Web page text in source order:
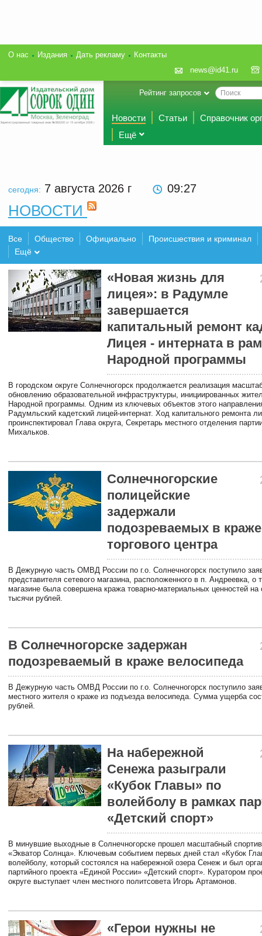
О нас Издания Дать рекламу
Контакты
news@id41.ru
Рейтинг запросов
Новости Статьи
Справочник
Ещё
сегодня: 7 августа 2026 г 09 27
НОВОСТИ
Все Общество Официально
Происшествия и криминал
Ещё
«Новая жизнь для
лицея»: в Радумле
завершается
капитальный ремонт
Лицея - интерната в
Народной программы
В городском округе Солнечногорск продолжается реализация
обновлению образовательной инфраструктуры, инициированных
Народной программы. Одним из ключевых объектов этого
Радумльский кадетский лицей-интернат. Ход капитального ремонта
проинспектировал Глава округа, Секретарь местного отделения
Михальков.
Солнечногорские
полицейские
задержали
подозреваемых в
торгового центра
В Дежурную часть ОМВД России по г.о. Солнечногорск поступило
представителя сетевого магазина, расположенного в п. Андреевка, о
магазине была совершена кража товарно-материальных ценностей
тысячи рублей.
В Солнечногорске задержан
подозреваемый в краже велосипеда
В Дежурную часть ОМВД России по г.о. Солнечногорск поступило
местного жителя о краже из подъезда велосипеда. Сумма ущерба
рублей.
На набережной
Сенежа разыграли
«Кубок Главы» по
волейболу в рамках
«Детский спорт»
В минувшие выходные в Солнечногорске прошел масштабный
«Экватор Солнца». Ключевым событием первых дней стал «Кубок
волейболу, который состоялся на набережной озера Сенеж и был
партийного проекта «Единой России» «Детский спорт». Куратором
округе выступает член местного политсовета Игорь Артамонов.
«Герои нужны не